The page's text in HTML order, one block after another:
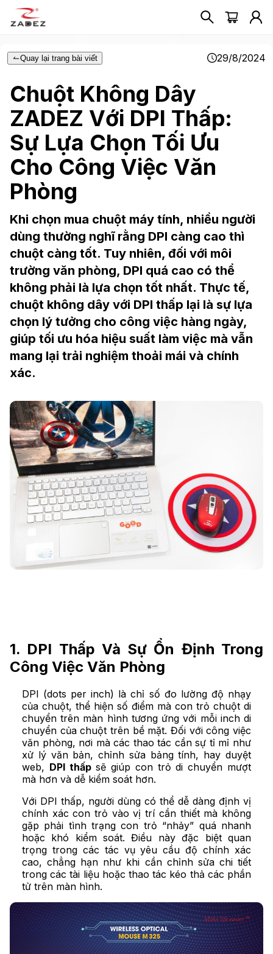
Quay lại trang bài viết 29/8/2024
Chuột Không Dây
ZADEZ Với DPI Thấp:
Sự Lựa Chọn Tối Ưu
Cho Công Việc Văn
Phòng
Khi chọn mua chuột máy tính, nhiều người
dùng thường nghĩ rằng DPI càng cao thì
chuột càng tốt. Tuy nhiên, đối với môi
trường văn phòng, DPI quá cao có thể
không phải là lựa chọn tốt nhất. Thực tế,
chuột không dây với DPI thấp lại là sự lựa
chọn lý tưởng cho công việc hàng ngày,
giúp tối ưu hóa hiệu suất làm việc mà vẫn
mang lại trải nghiệm thoải mái và chính
xác.
1. DPI Thấp Và Sự Ổn Định Trong
Công Việc Văn Phòng
DPI (dots per inch) là chỉ số đo lường độ nhạy
của chuột, thể hiện số điểm mà con trỏ chuột di
chuyển trên màn hình tương ứng với mỗi inch di
chuyển của chuột trên bề mặt. Đối với công việc
văn phòng, nơi mà các thao tác cần sự tỉ mỉ như
xử lý văn bản, chỉnh sửa bảng tính, hay duyệt
web, DPI thấpsẽ giúp con trỏ di chuyển mượt
mà hơn và dễ kiểm soát hơn.
Với DPI thấp, người dùng có thể dễ dàng định vị
chính xác con trỏ vào vị trí cần thiết mà không
gặp phải tình trạng con trỏ “nhảy” quá nhanh
hoặc khó kiểm soát. Điều này đặc biệt quan
trọng trong các tác vụ yêu cầu độ chính xác
cao, chẳng hạn như khi cần chỉnh sửa chi tiết
trong các tài liệu hoặc thao tác kéo thả các phần
tử trên màn hình.